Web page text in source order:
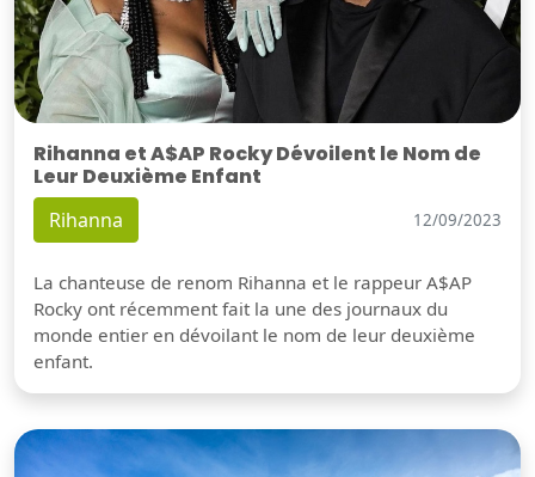
Rihanna et A$AP Rocky Dévoilent le Nom de
Leur Deuxième Enfant
Rihanna 12/09/2023
La chanteuse de renom Rihanna et le rappeur A$AP
Rocky ont récemment fait la une des journaux du
monde entier en dévoilant le nom de leur deuxième
enfant.